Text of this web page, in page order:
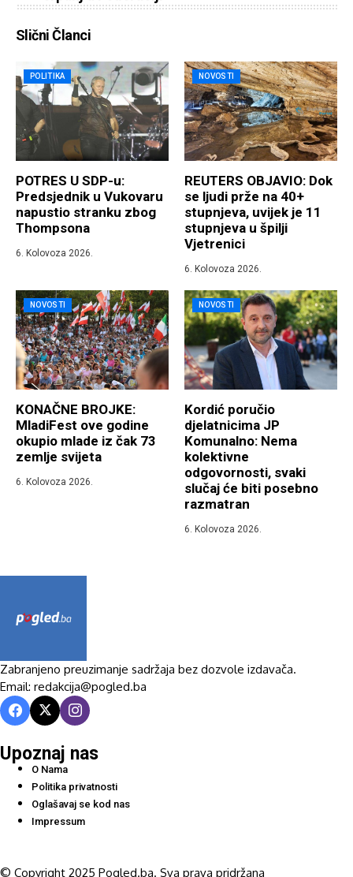
Slični Članci
POLITIKA
POTRES U SDP-u:
Predsjednik u Vukovaru
napustio stranku zbog
Thompsona
6. Kolovoza 2026.
NOVOSTI
REUTERS OBJAVIO: Dok
se ljudi prže na 40+
stupnjeva, uvijek je 11
stupnjeva u špilji
Vjetrenici
6. Kolovoza 2026.
NOVOSTI
KONAČNE BROJKE:
MladiFest ove godine
okupio mlade iz čak 73
zemlje svijeta
6. Kolovoza 2026.
NOVOSTI
Kordić poručio
djelatnicima JP
Komunalno: Nema
kolektivne
odgovornosti, svaki
slučaj će biti posebno
razmatran
6. Kolovoza 2026.
Zabranjeno preuzimanje sadržaja bez dozvole izdavača.
Email: redakcija@pogled.ba
Upoznaj nas
O Nama
Politika privatnosti
Oglašavaj se kod nas
Impressum
© Copyright 2025 Pogled.ba. Sva prava pridržana